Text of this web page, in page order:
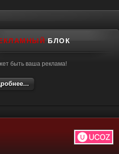
БЛОК
быть ваша реклама!